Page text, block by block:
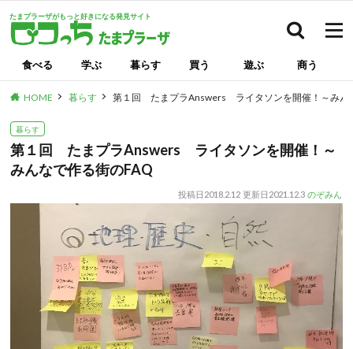
たまプラーザがもっと好きになる発見サイト
食べる 学ぶ 暮らす 買う 遊ぶ 商う
HOME 暮らす 第１回 たまプラAnswers ライタソンを開催！～みん
暮らす
第１回 たまプラAnswers ライタソンを開催！～
みんなで作る街のFAQ
投稿日 2018.2.12 更新日 2021.12.3 のぞみん